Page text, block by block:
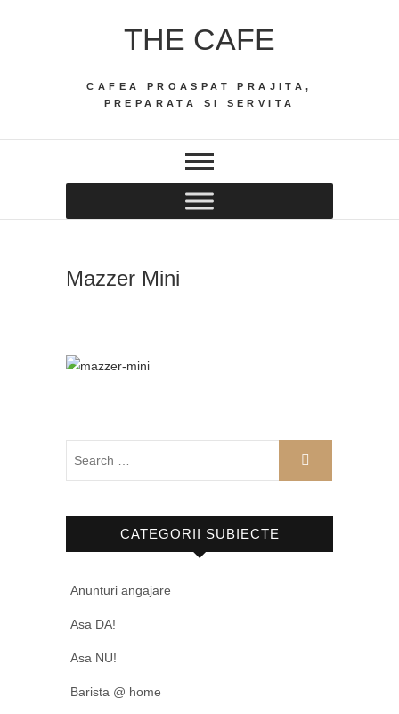
THE CAFE
CAFEA PROASPAT PRAJITA,
PREPARATA SI SERVITA
Mazzer Mini
CATEGORII SUBIECTE
Anunturi angajare
Asa DA!
Asa NU!
Barista @ home